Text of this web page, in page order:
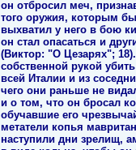
он отбросил меч,
того оружия, которым
выхватил у него в бою
он стал опасаться и
(Виктор: "О Цезарях";
собственной рукой
всей Италии и из
чего они раньше не
и о том, что он бросал
обучавшие его
метатели копья
наступили дни зрелищ,